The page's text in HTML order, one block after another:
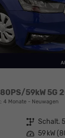
59kW 5G
4 Monate Neuwagen
Getriebe Schalt.
Leistung 59 kW